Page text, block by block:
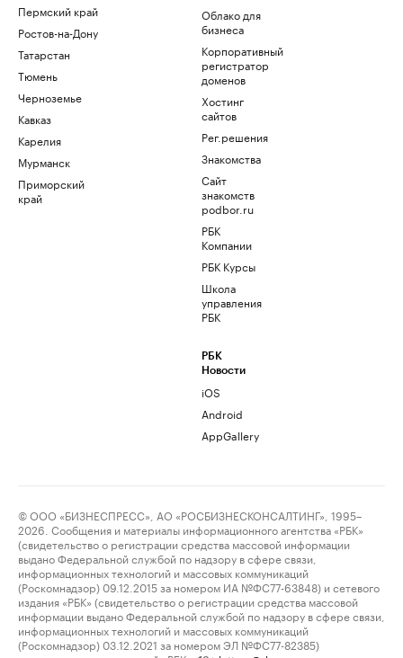
Пермский край
Ростов-на-Дону
Татарстан
Тюмень
Черноземье
Кавказ
Карелия
Мурманск
Приморский
край
Облако для
бизнеса
Корпоративный
регистратор
доменов
Хостинг
сайтов
Рег.решения
Знакомства
Сайт
знакомств
podbor.ru
РБК
Компании
РБК Курсы
Школа
управления
РБК
РБК
Новости
iOS
Android
AppGallery
© ООО «БИЗНЕСПРЕСС», АО «РОСБИЗНЕСКОНСАЛТИНГ», 1995–
2026. Сообщения и материалы информационного агентства «РБК»
(свидетельство о регистрации средства массовой информации
выдано Федеральной службой по надзору в сфере связи,
информационных технологий и массовых коммуникаций
(Роскомнадзор) 09.12.2015 за номером ИА №ФС77-63848) и сетевого
издания «РБК» (свидетельство о регистрации средства массовой
информации выдано Федеральной службой по надзору в сфере связи,
информационных технологий и массовых коммуникаций
(Роскомнадзор) 03.12.2021 за номером ЭЛ №ФС77-82385)